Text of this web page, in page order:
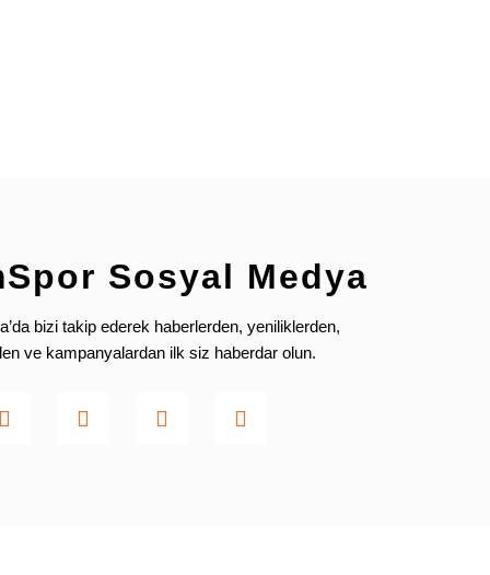
Sosyal Medya
bizi takip ederek haberlerden, yeniliklerden,
ve kampanyalardan ilk siz haberdar olun.